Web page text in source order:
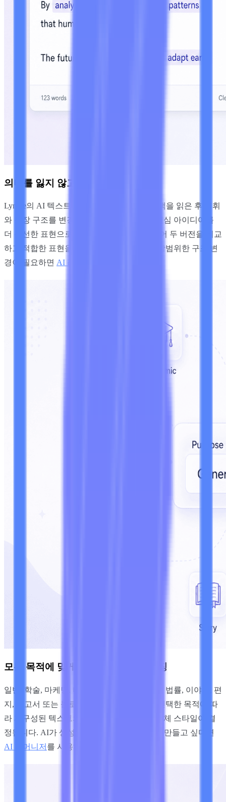
의미를 잃지 않고 텍스트 재구성
Lynote의 AI 텍스트 패러프레이저는 주변 문맥을 읽은 후 어휘
와 문장 구조를 변경합니다. 결과는 동일한 핵심 아이디어를
더 신선한 표현으로 전달하도록 설계되어 있어 두 버전을 비교
하고 적합한 표현을 선택할 수 있습니다. 더 광범위한 구조 변
경이 필요하면 AI 리라이터
모든 목적에 맞게 텍스트 패러프레이징
일반, 학술, 마케팅, 비즈니스, 에세이, 이메일, 법률, 이야기, 편
지, 보고서 또는 블로그 중에서 선택하세요. 선택한 목적에 따
라 재구성된 텍스트의 형식, 직설적 또는 대화체 스타일이 결
정됩니다. AI가 생성한 초안을 더 자연스럽게 만들고 싶다면
AI 휴머니저 를 사용하세요.